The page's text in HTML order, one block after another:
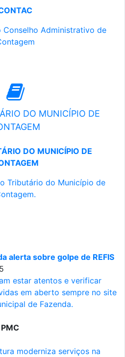
Conselho Administrativo de
DO MUNICÍPIO DE
DO MUNICÍPIO DE
Tributário do Município de
alerta sobre golpe de REFIS
estar atentos e verificar
em aberto sempre no site
de Fazenda.
moderniza serviços na